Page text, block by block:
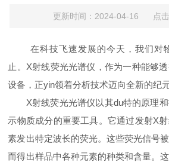
更新时间：2024-04-16 点击
在科技飞速发展的今天，我们对
止。X射线荧光光谱仪，作为一种能够
设备，正yin领着分析技术迈向全新的纪元
X射线荧光光谱仪以其du特的原理和
示物质成分的重要工具。它通过发射X
素发出特定波长的荧光。这些荧光信号
而得出样品中各种元素的种类和含量。